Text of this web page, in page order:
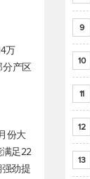
万
分产区
份大
足22
劲提
9
10
11
12
13